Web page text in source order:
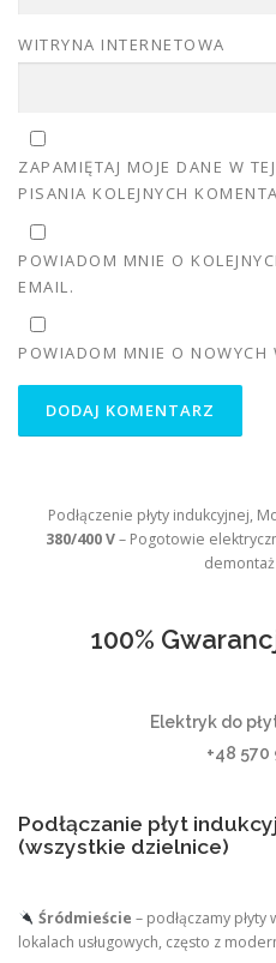
WITRYNA INTERNETOWA
ZAPAMIĘTAJ MOJE DANE W
PISANIA KOLEJNYCH
POWIADOM MNIE O
EMAIL.
POWIADOM MNIE O NOWYCH
Podłączenie płyty indukcyjnej,
380/400 V– Pogotowie
100%
Elektryk do
+48 570
Podłączanie płyt
(wszystkie dzielnice)
Śródmieście – podłączamy
lokalach usługowych, często z